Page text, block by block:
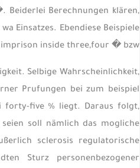
Berechnungen klären,
Einsatzes. Ebendiese Beispiele
imprison inside three,four � bzw.
Selbige Wahrscheinlichkeit,
Prufungen bei zum beispiel
forty-five % liegt. Daraus folgt,
soll nämlich das mogliche
sclerosis regulatorische
Sturz personenbezogener